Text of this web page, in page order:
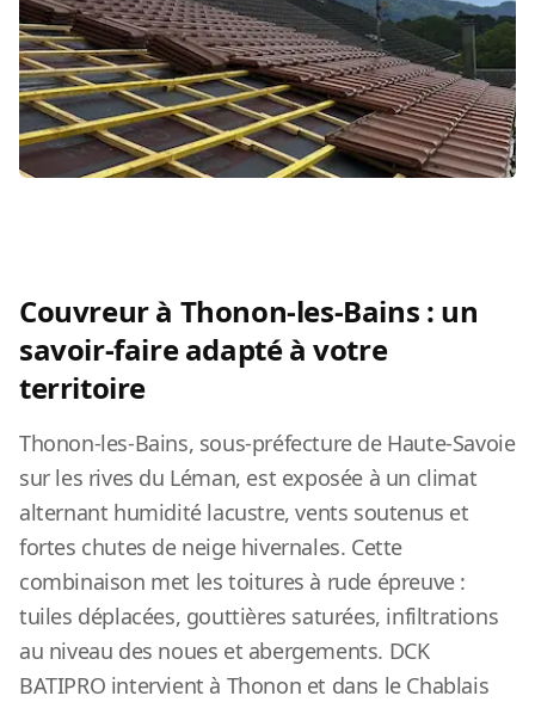
Couvreur à Thonon-les-Bains : un
savoir-faire adapté à votre
territoire
Thonon-les-Bains, sous-préfecture de Haute-Savoie
sur les rives du Léman, est exposée à un climat
alternant humidité lacustre, vents soutenus et
fortes chutes de neige hivernales. Cette
combinaison met les toitures à rude épreuve :
tuiles déplacées, gouttières saturées, infiltrations
au niveau des noues et abergements. DCK
BATIPRO intervient à Thonon et dans le Chablais